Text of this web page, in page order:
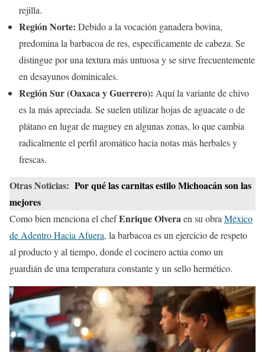
rejilla.
Región Norte: Debido a la vocación ganadera bovina,
predomina la barbacoa de res, específicamente de cabeza. Se
distingue por una textura más untuosa y se sirve frecuentemente
en desayunos dominicales.
Región Sur (Oaxaca y Guerrero): Aquí la variante de chivo
es la más apreciada. Se suelen utilizar hojas de aguacate o de
plátano en lugar de maguey en algunas zonas, lo que cambia
radicalmente el perfil aromático hacia notas más herbales y
frescas.
Otras Noticias: Por qué las carnitas estilo Michoacán son las
mejores
Como bien menciona el chefEnrique Olveraen su obra México
de Adentro Hacia Afuera, la barbacoa es un ejercicio de respeto
al producto y al tiempo, donde el cocinero actúa como un
guardián de una temperatura constante y un sello hermético.